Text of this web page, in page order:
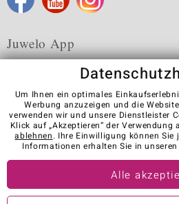
Juwelo App
Karriere AGB Datenschutz
Kontakt
Vertrag
Visit our stores in
Um Ihnen ein optimales
Werbung anzuzeigen und die
verwenden wir und unsere Dienstleister
Klick auf „Akzeptieren“ der
ablehnen. Ihre Einwilligung können Sie
Informationen erhalten Sie in unseren
Alle